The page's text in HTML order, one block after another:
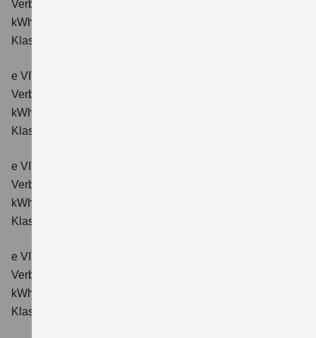
Verbrauchswerte: Energieverbrauch kombiniert: 15,1
kWh/100km; CO₂-Emissionen kombiniert: 0 g/km; CO₂-
Klasse: A.
e VITARA eAxle ALLGRIP-e Comfort (61 kWh-Batterie)
Verbrauchswerte: Energieverbrauch kombiniert: 16,6
kWh/100km; CO₂-Emissionen kombiniert: 0 g/km; CO₂-
Klasse: A.
e VITARA eAxle Comfort+ (61 kWh-Batterie)
Verbrauchswerte: Energieverbrauch kombiniert: 15,1
kWh/100km; CO₂-Emissionen kombiniert: 0 g/km; CO₂-
Klasse: A.
e VITARA eAxle ALLGRIP-e Comfort+ (61 kWh-Batterie)
Verbrauchswerte: Energieverbrauch kombiniert: 16,6
kWh/100 km; CO₂-Emissionen kombiniert: 0 g/km; CO₂-
Klasse: A.